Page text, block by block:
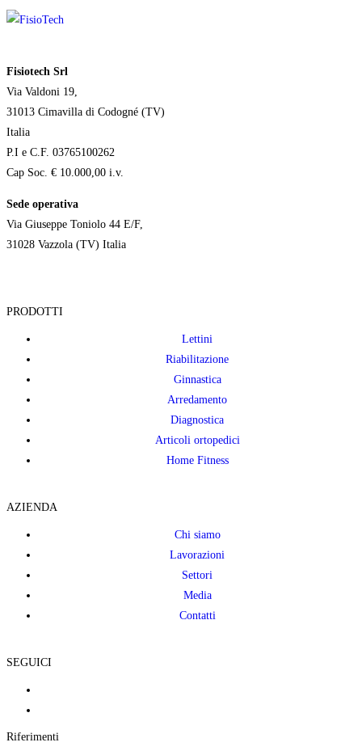
Fisiotech Srl
Via Valdoni 19,
31013 Cimavilla di Codogné (TV)
Italia
P.I e C.F. 03765100262
Cap Soc. € 10.000,00 i.v.
Sede operativa
Via Giuseppe Toniolo 44 E/F,
31028 Vazzola (TV) Italia
PRODOTTI
Lettini
Riabilitazione
Ginnastica
Arredamento
Diagnostica
Articoli ortopedici
Home Fitness
AZIENDA
Chi siamo
Lavorazioni
Settori
Media
Contatti
SEGUICI
Riferimenti